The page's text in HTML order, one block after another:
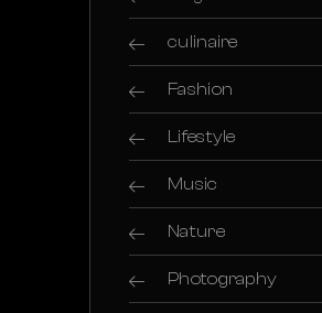
culinaire
Fashion
Lifestyle
Music
Nature
Photography